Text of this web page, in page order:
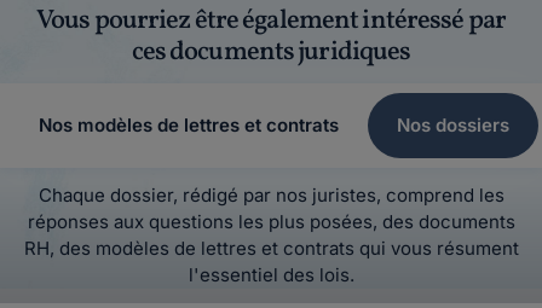
Vous pourriez être également intéressé par
ces documents juridiques
Nos modèles de lettres et contrats Nos dossiers
Chaque dossier, rédigé par nos juristes, comprend les
réponses aux questions les plus posées, des documents
RH, des modèles de lettres et contrats qui vous résument
l'essentiel des lois.